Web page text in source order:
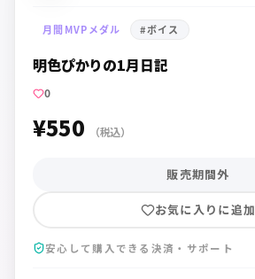
月間MVPメダル #ボイス
明色ぴかりの1月日記
0
¥550 （税込）
販売期間外
お気に入りに追加
安心して購入できる決済・サポート